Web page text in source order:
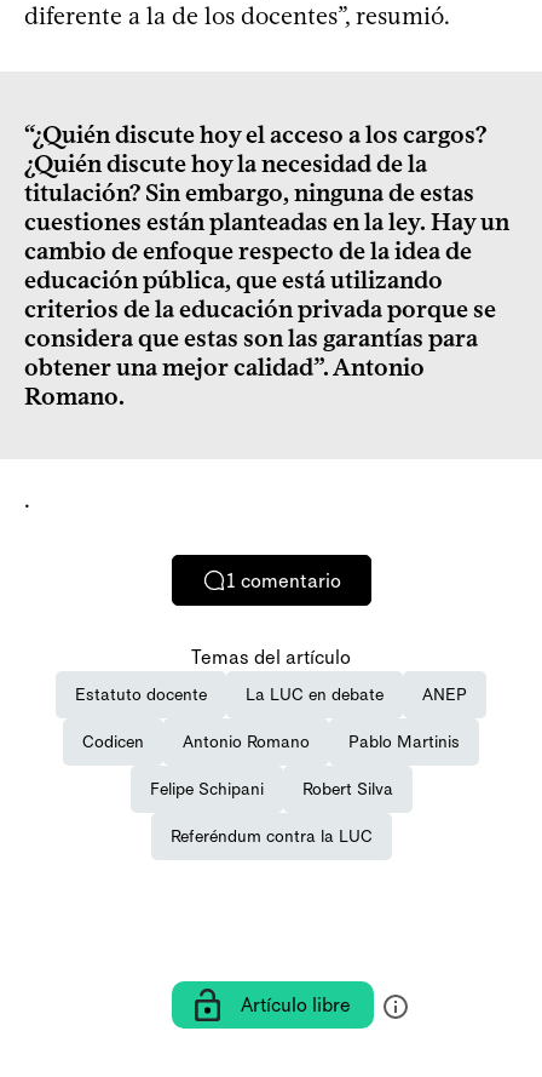
diferente a la de los docentes”, resumió.
“¿Quién discute hoy el acceso a los cargos?
¿Quién discute hoy la necesidad de la
titulación? Sin embargo, ninguna de estas
cuestiones están planteadas en la ley. Hay un
cambio de enfoque respecto de la idea de
educación pública, que está utilizando
criterios de la educación privada porque se
considera que estas son las garantías para
obtener una mejor calidad”. Antonio
Romano.
.
1 comentario
Temas del artículo
Estatuto docente La LUC en debate ANEP
Codicen Antonio Romano Pablo Martinis
Felipe Schipani Robert Silva
Referéndum contra la LUC
Artículo libre